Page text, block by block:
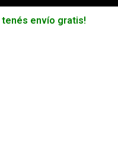
tenés envío gratis!